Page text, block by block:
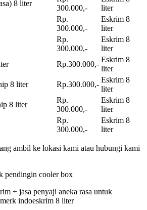
8 liter
300.000,-
liter
Rp.
300.000,-
Eskrim 8
liter
Rp.
300.000,-
Eskrim 8
liter
Rp.300.000,-
Eskrim 8
liter
8 liter
Rp.300.000,-
Eskrim 8
liter
8 liter
Rp.
300.000,-
Eskrim 8
liter
Rp.
300.000,-
Eskrim 8
liter
ambil ke lokasi kami atau hubungi kami
+ jasa penyaji aneka rasa untuk
indoeskrim 8 liter